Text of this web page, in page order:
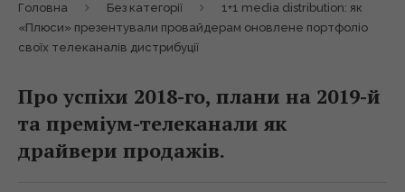
Головна Без категорії
1+1 media distribution: як
«Плюси» презентували провайдерам оновлене портфоліо
своїх телеканалів дистрибуції
Про успіхи 2018-го, плани на 2019-й
та преміум-телеканали як
драйвери продажів.